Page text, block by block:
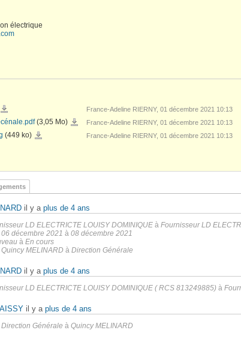
électrique
bis.jpg
France-Adeline RIERNY, 01 décembre 2021 10:13
(3,05 Mo)
Attestation
Assurance
France-Adeline RIERNY, 01 décembre 2021 10:13
(449 ko) France-Adeline RIERNY, 01 décembre 2021 10:13
il y a plus de 4 ans
LD ELECTRICTE LOUISY DOMINIQUE à Fournisseur LD
06 décembre 2021 à 08 décembre 2021
à En cours
Quincy MELINARD à Direction Générale
il y a plus de 4 ans
LD ELECTRICTE LOUISY DOMINIQUE ( RCS 813249885) à
il y a plus de 4 ans
Direction Générale à Quincy MELINARD